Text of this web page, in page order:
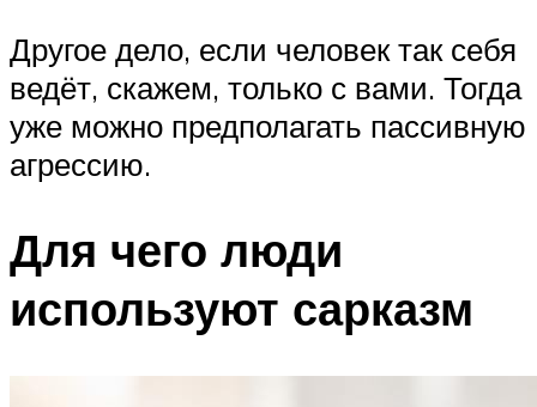
Другое дело, если человек так себя
ведёт, скажем, только с вами. Тогда
уже можно предполагать пассивную
агрессию.
Для чего люди
используют сарказм